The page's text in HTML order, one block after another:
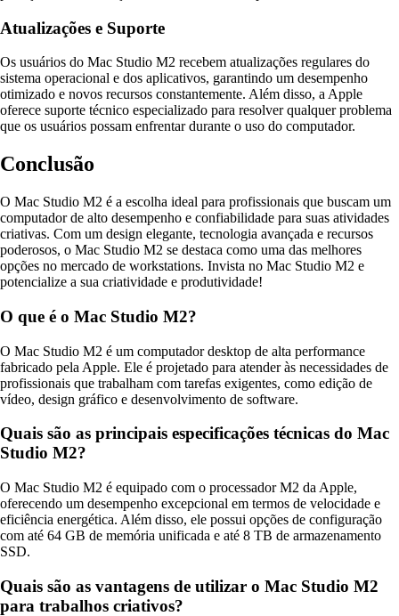
Atualizações e Suporte
Os usuários do Mac Studio M2 recebem atualizações regulares do
sistema operacional e dos aplicativos, garantindo um desempenho
otimizado e novos recursos constantemente. Além disso, a Apple
oferece suporte técnico especializado para resolver qualquer problema
que os usuários possam enfrentar durante o uso do computador.
Conclusão
O Mac Studio M2 é a escolha ideal para profissionais que buscam um
computador de alto desempenho e confiabilidade para suas atividades
criativas. Com um design elegante, tecnologia avançada e recursos
poderosos, o Mac Studio M2 se destaca como uma das melhores
opções no mercado de workstations. Invista no Mac Studio M2 e
potencialize a sua criatividade e produtividade!
O que é o Mac Studio M2?
O Mac Studio M2 é um computador desktop de alta performance
fabricado pela Apple. Ele é projetado para atender às necessidades de
profissionais que trabalham com tarefas exigentes, como edição de
vídeo, design gráfico e desenvolvimento de software.
Quais são as principais especificações técnicas do Mac
Studio M2?
O Mac Studio M2 é equipado com o processador M2 da Apple,
oferecendo um desempenho excepcional em termos de velocidade e
eficiência energética. Além disso, ele possui opções de configuração
com até 64 GB de memória unificada e até 8 TB de armazenamento
SSD.
Quais são as vantagens de utilizar o Mac Studio M2
para trabalhos criativos?